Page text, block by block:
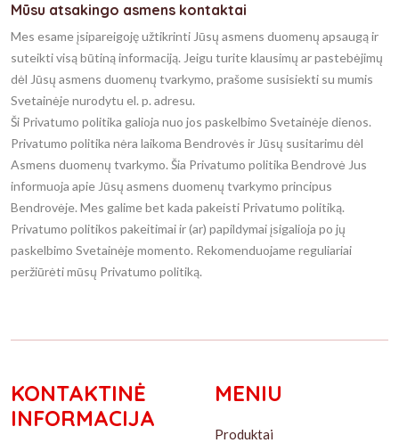
Mūsu atsakingo asmens kontaktai
Mes esame įsipareigoję užtikrinti Jūsų asmens duomenų apsaugą ir
suteikti visą būtiną informaciją. Jeigu turite klausimų ar pastebėjimų
dėl Jūsų asmens duomenų tvarkymo, prašome susisiekti su mumis
Svetainėje nurodytu el. p. adresu.
Ši Privatumo politika galioja nuo jos paskelbimo Svetainėje dienos.
Privatumo politika nėra laikoma Bendrovės ir Jūsų susitarimu dėl
Asmens duomenų tvarkymo. Šia Privatumo politika Bendrovė Jus
informuoja apie Jūsų asmens duomenų tvarkymo principus
Bendrovėje. Mes galime bet kada pakeisti Privatumo politiką.
Privatumo politikos pakeitimai ir (ar) papildymai įsigalioja po jų
paskelbimo Svetainėje momento. Rekomenduojame reguliariai
peržiūrėti mūsų Privatumo politiką.
KONTAKTINĖ
INFORMACIJA
MENIU
Produktai